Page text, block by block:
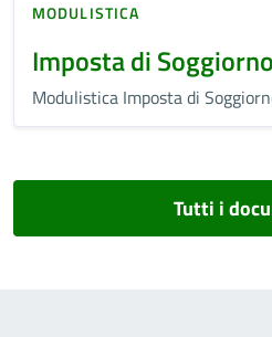
MODULISTICA
Imposta di
Modulistica Imposta di
Tutti i